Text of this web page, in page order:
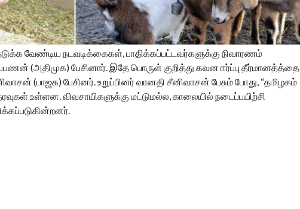
வேண்டிய நடவடிக்கைகள், பாதிக்கப்பட்டவர்களுக்கு நிவாரணம்
(அதிமுக) பேசினார். இதே பொருள் குறித்து கவன ஈர்ப்பு தீர்மானத்த்தை
(பாஜக) பேசினர். உறுப்பினர் வானதி சீனிவாசன் பேசும் போது, “தமிழகம்
உள்ளன. விவசாயிகளுக்கு மட்டுமல்ல, காலையில் நடைப்பயிற்சி